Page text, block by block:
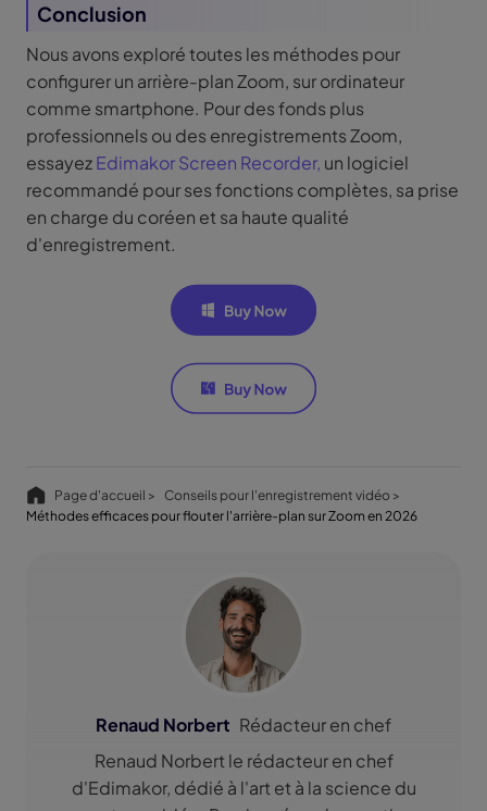
Conclusion
Nous avons exploré toutes les méthodes pour
configurer un arrière-plan Zoom, sur ordinateur
comme smartphone. Pour des fonds plus
professionnels ou des enregistrements Zoom,
essayezEdimakor Screen Recorder, un logiciel
recommandé pour ses fonctions complètes, sa prise
en charge du coréen et sa haute qualité
d'enregistrement.
Page d'accueil >
Conseils pour l'enregistrement vidéo >
Méthodes efficaces pour flouter l'arrière-plan sur Zoom en 2026
Renaud Norbert Rédacteur en chef
Renaud Norbert le rédacteur en chef
d'Edimakor, dédié à l'art et à la science du